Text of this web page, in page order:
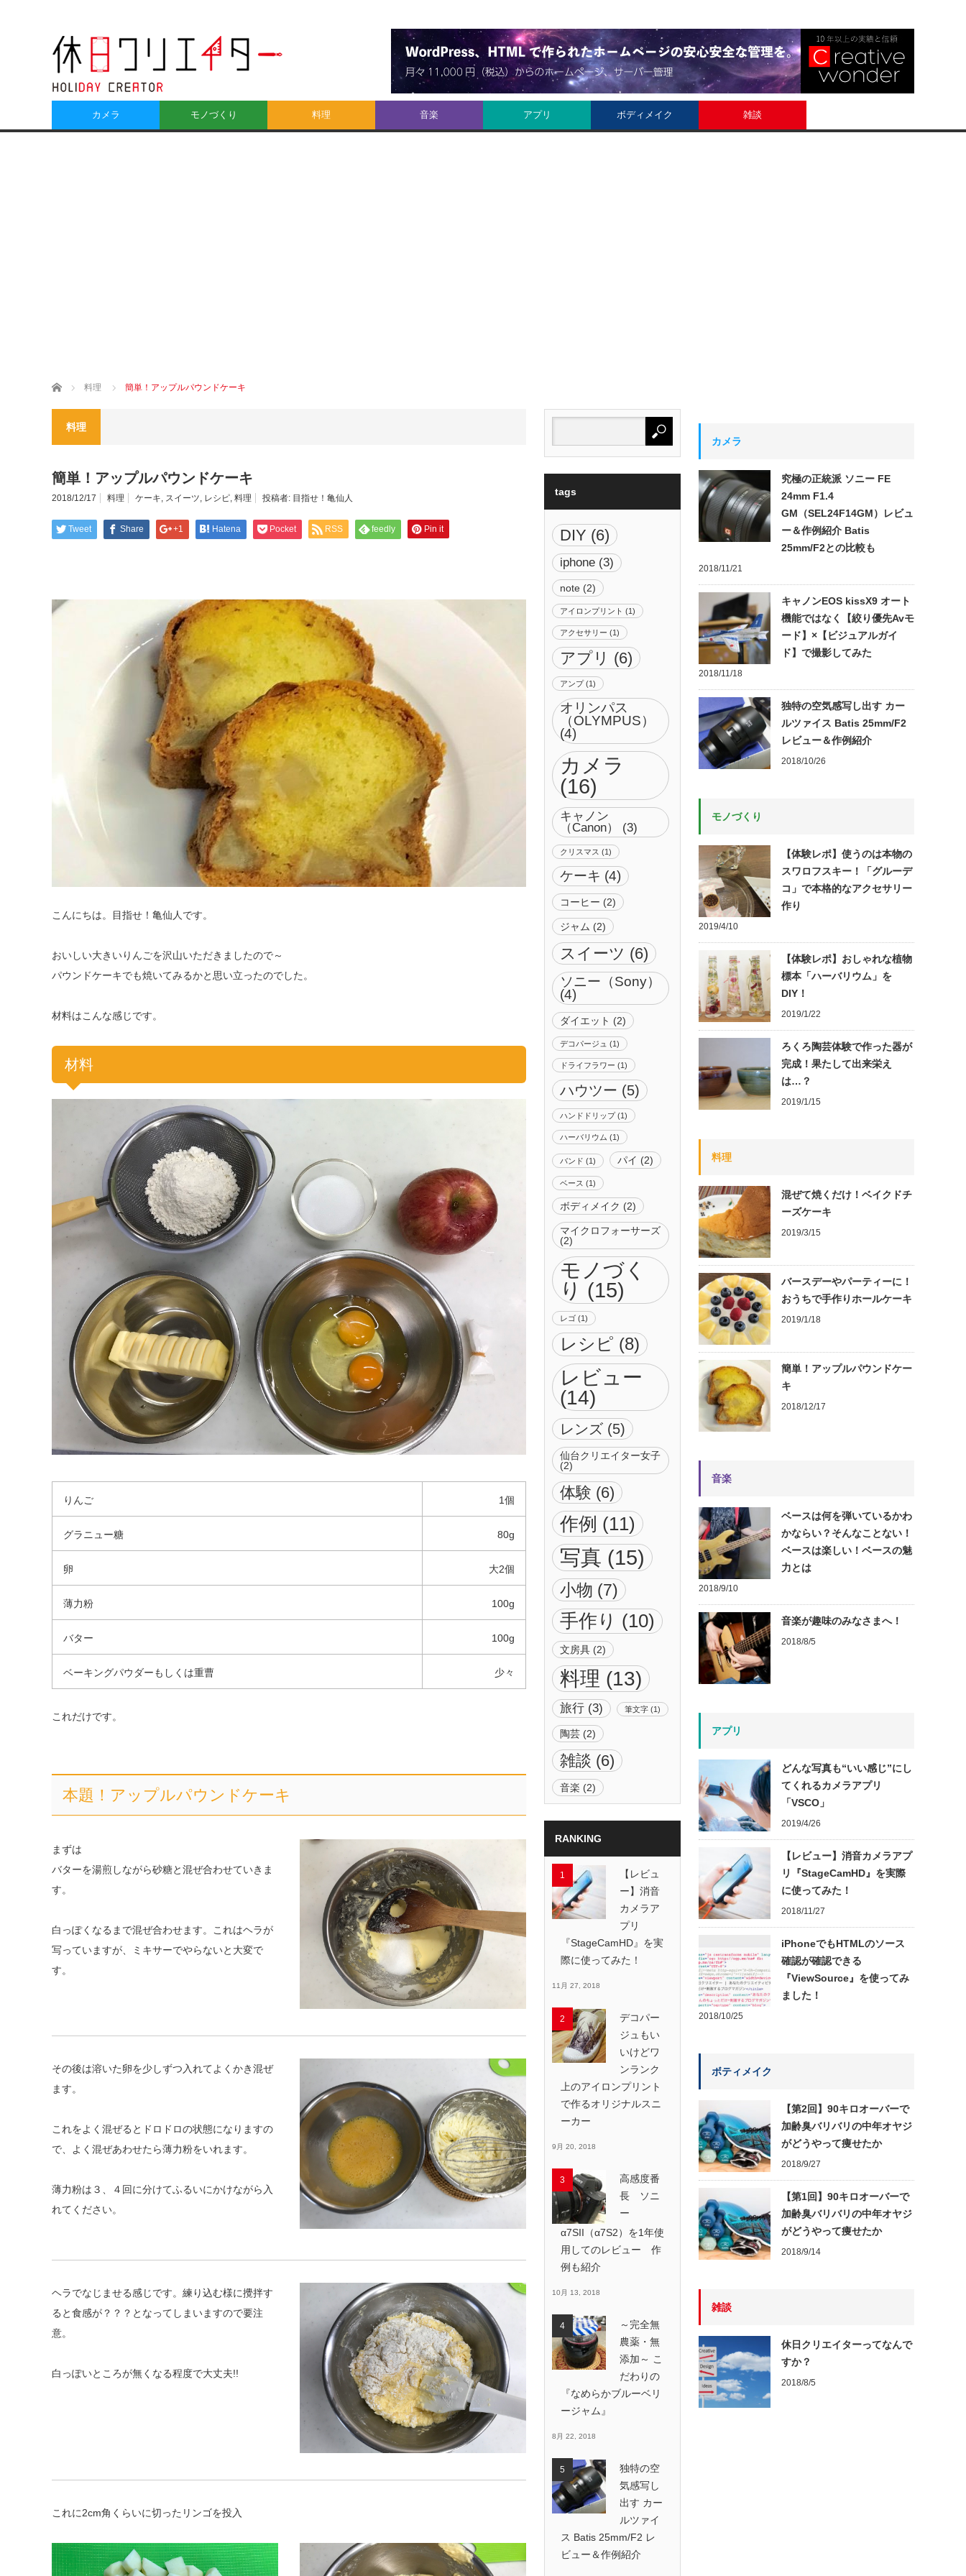
カメラ モノづくり 料理 音楽 アプリ ボディメイク 雑談
ホーム 料理 簡単！アップルパウンドケーキ
料理
簡単！アップルパウンドケーキ
2018/12/17 料理 ケーキ, スイーツ, レシピ, 料理 投稿者: 目指せ！亀仙人
Tweet Share +1 Hatena Pocket RSS feedly Pin it
こんにちは。目指せ！亀仙人です。
おいしい大きいりんごを沢山いただきましたので～
パウンドケーキでも焼いてみるかと思い立ったのでした。
材料はこんな感じです。
材料
りんご 1個
グラニュー糖 80g
卵 大2個
薄力粉 100g
バター 100g
ベーキングパウダーもしくは重曹 少々
これだけです。
本題！アップルパウンドケーキ
まずは
バターを湯煎しながら砂糖と混ぜ合わせていきま
す。
白っぽくなるまで混ぜ合わせます。これはヘラが
写っていますが、ミキサーでやらないと大変で
す。
その後は溶いた卵を少しずつ入れてよくかき混ぜ
ます。
これをよく混ぜるとドロドロの状態になりますの
で、よく混ぜあわせたら薄力粉をいれます。
薄力粉は３、４回に分けてふるいにかけながら入
れてください。
ヘラでなじませる感じです。練り込む様に攪拌す
ると食感が？？？となってしまいますので要注
意。
白っぽいところが無くなる程度で大丈夫!!
これに2cm角くらいに切ったリンゴを投入
tags
DIY (6)
iphone (3)
note (2)
アイロンプリント (1)
アクセサリー (1)
アプリ (6)
アンプ(1)
オリンパス
（OLYMPUS）
(4)
カメラ
(16)
キャノン
（Canon）
(3)
クリスマス (1)
ケーキ (4)
コーヒー (2)
ジャム (2)
スイーツ (6)
ソニー（Sony）
(4)
ダイエット (2)
デコパージュ (1)
ドライフラワー (1)
ハウツー (5)
ハンドドリップ(1)
ハーバリウム (1)
バンド (1) パイ (2)
ベース (1)
ボディメイク (2)
マイクロフォーサーズ
(2)
モノづく
り (15)
レゴ (1)
レシピ (8)
レビュー
(14)
レンズ (5)
仙台クリエイター女子
(2)
体験 (6)
作例 (11)
写真 (15)
小物 (7)
手作り (10)
文房具 (2)
料理 (13)
旅行 (3) 筆文字 (1)
陶芸 (2)
雑談 (6)
音楽 (2)
RANKING
【レビュ
ー】消音
カメラア
プリ
『StageCamHD』を実
際に使ってみた！
11月 27, 2018
デコパー
ジュもい
いけどワ
ンランク
上のアイロンプリント
で作るオリジナルスニ
ーカー
9月 20, 2018
高感度番
長 ソニ
ー
α7SII（α7S2）を1年使
用してのレビュー 作
例も紹介
10月 13, 2018
～完全無
農薬・無
添加～ こ
だわりの
『なめらかブルーベリ
ージャム』
8月 22, 2018
独特の空
気感写し
出す カー
ルツァイ
ス Batis 25mm/F2 レ
ビュー＆作例紹介
カメラ
究極の正統派 ソニー FE
24mm F1.4
GM（SEL24F14GM）レビュ
ー＆作例紹介 Batis
25mm/F2との比較も
2018/11/21
キャノンEOS kissX9 オート
機能ではなく【絞り優先Avモ
ード】×【ビジュアルガイ
ド】で撮影してみた
2018/11/18
独特の空気感写し出す カー
ルツァイス Batis 25mm/F2
レビュー＆作例紹介
2018/10/26
モノづくり
【体験レポ】使うのは本物の
スワロフスキー！「グルーデ
コ」で本格的なアクセサリー
作り
2019/4/10
【体験レポ】おしゃれな植物
標本「ハーバリウム」を
DIY！
2019/1/22
ろくろ陶芸体験で作った器が
完成！果たして出来栄え
は…？
2019/1/15
料理
混ぜて焼くだけ！ベイクドチ
ーズケーキ
2019/3/15
バースデーやパーティーに！
おうちで手作りホールケーキ
2019/1/18
簡単！アップルパウンドケー
キ
2018/12/17
音楽
ベースは何を弾いているかわ
かならい？そんなことない！
ベースは楽しい！ベースの魅
力とは
2018/9/10
音楽が趣味のみなさまへ！
2018/8/5
アプリ
どんな写真も“いい感じ”にし
てくれるカメラアプリ
「VSCO」
2019/4/26
【レビュー】消音カメラアプ
リ『StageCamHD』を実際
に使ってみた！
2018/11/27
iPhoneでもHTMLのソース
確認が確認できる
『ViewSource』を使ってみ
ました！
2018/10/25
ボティメイク
【第2回】90キロオーバーで
加齢臭バリバリの中年オヤジ
がどうやって痩せたか
2018/9/27
【第1回】90キロオーバーで
加齢臭バリバリの中年オヤジ
がどうやって痩せたか
2018/9/14
雑談
休日クリエイターってなんで
すか？
2018/8/5